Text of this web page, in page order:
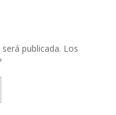
publicada. Los